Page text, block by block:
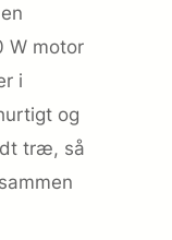
W motor
i
og
træ, så